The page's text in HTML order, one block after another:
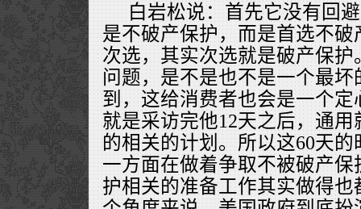
白岩松说：首先它没有回
是不破产保护，而是首选不
次选，其实次选就是破产保
问题，是不是也不是一个最
到，这给消费者也会是一个定
就是采访完他12天之后，通
的相关的计划。所以这60天
一方面在做着争取不被破产
护相关的准备工作其实做得